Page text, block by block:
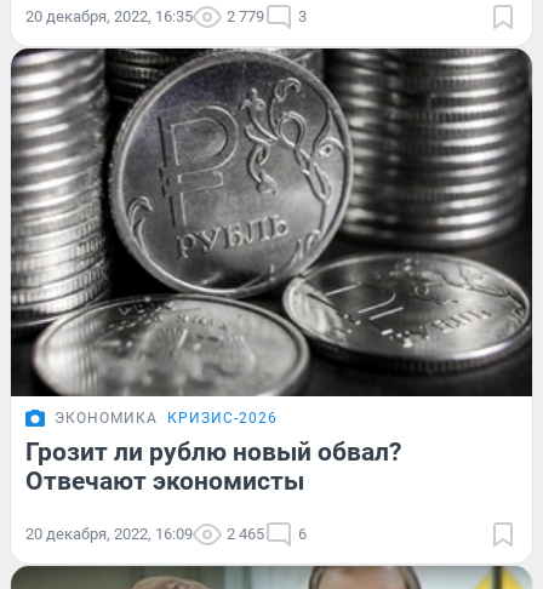
20 декабря, 2022, 16:35 2 779 3
ЭКОНОМИКА КРИЗИС-2026
Грозит ли рублю новый обвал?
Отвечают экономисты
20 декабря, 2022, 16:09 2 465 6